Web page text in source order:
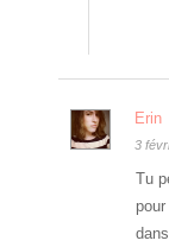
Erin
3
Tu